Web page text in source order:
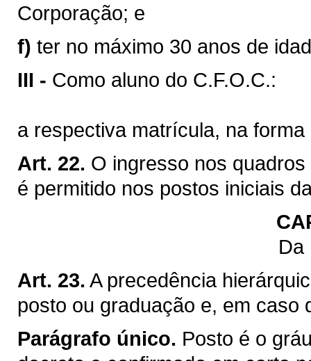
Corporação; e
f) ter no máximo 30 anos de
III - Como aluno do C.F.O.C.:
a respectiva matrícula, na
Art. 22. O ingresso nos
é permitido nos postos iniciais
Da
Art. 23. A precedência
posto ou graduação e, em caso
Parágrafo único. Posto é o